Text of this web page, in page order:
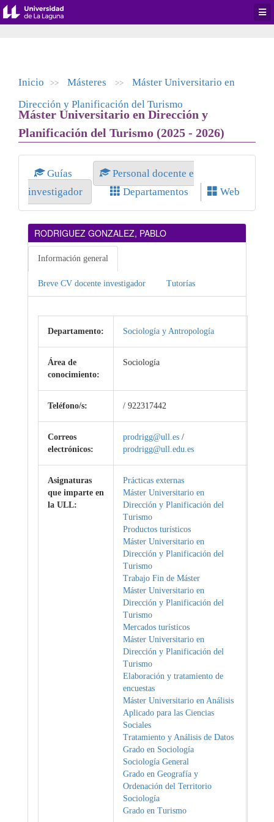
Inicio >> Másteres >>
Máster Universitario en
Dirección y Planificación del Turismo
Máster Universitario en Dirección y
Planificación del Turismo (2025 - 2026)
Guías
Personal docente e
investigador
Departamentos Web
RODRIGUEZ GONZALEZ, PABLO
Información general
Breve CV docente investigador Tutorías
Departamento: Sociología y Antropología
Área de
conocimiento:
Sociología
Teléfono/s: / 922317442
Correos
electrónicos:
prodrigg@ull.es /
prodrigg@ull.edu.es
Asignaturas
que imparte en
la ULL:
Prácticas externas
Máster Universitario en
Dirección y Planificación del
Turismo
Productos turísticos
Máster Universitario en
Dirección y Planificación del
Turismo
Trabajo Fin de Máster
Máster Universitario en
Dirección y Planificación del
Turismo
Mercados turísticos
Máster Universitario en
Dirección y Planificación del
Turismo
Elaboración y tratamiento de
encuestas
Máster Universitario en Análisis
Aplicado para las Ciencias
Sociales
Tratamiento y Análisis de Datos
Grado en Sociología
Sociología General
Grado en Geografía y
Ordenación del Territorio
Sociología
Grado en Turismo